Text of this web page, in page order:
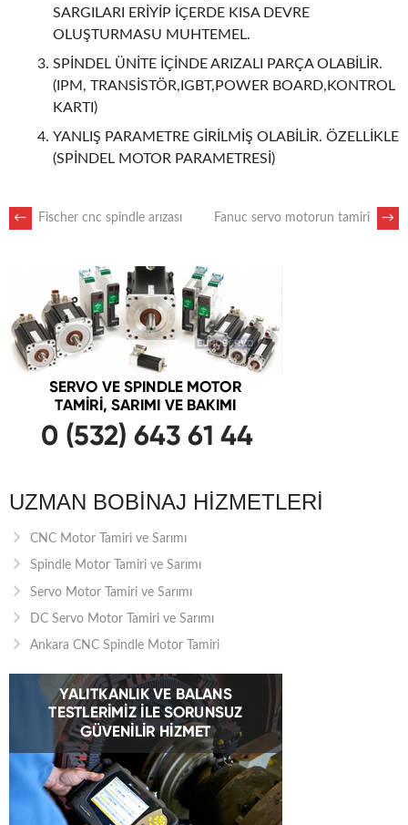
SARGILARI ERİYİP İÇERDE KISA DEVRE
OLUŞTURMASU MUHTEMEL.
SPİNDEL ÜNİTE İÇİNDE ARIZALI PARÇA OLABİLİR.
(IPM, TRANSİSTÖR,IGBT,POWER BOARD,KONTROL
KARTI)
YANLIŞ PARAMETRE GİRİLMİŞ OLABİLİR. ÖZELLİKLE
(SPİNDEL MOTOR PARAMETRESİ)
POST
NAVIGATION
← Fischer cnc spindle arızası Fanuc servo motorun tamiri →
UZMAN BOBINAJ HIZMETLERI
CNC Motor Tamiri ve Sarımı
Spindle Motor Tamiri ve Sarımı
Servo Motor Tamiri ve Sarımı
DC Servo Motor Tamiri ve Sarımı
Ankara CNC Spindle Motor Tamiri